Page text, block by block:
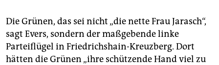
Die Grünen, das sei nicht „die nette Frau Jarasch“,
sagt Evers, sondern der maßgebende linke
Parteiflügel in Friedrichshain-Kreuzberg. Dort
hätten die Grünen „ihre schützende Hand viel zu